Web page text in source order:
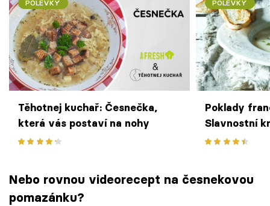
POLÉVKY
Těhotnej kuchař: Česnečka,
která vás postaví na nohy
POLÉVKY
Poklady
Slavnostní
topinkou
Nebo rovnou videorecept na česnekovou
pomazánku?